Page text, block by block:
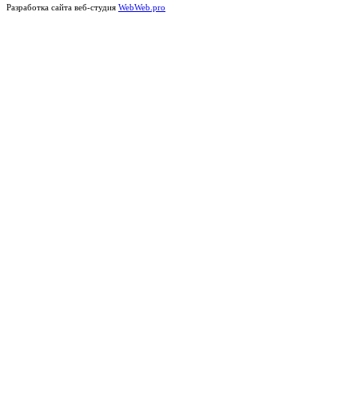
Разработка сайта веб-студия WebWeb.pro